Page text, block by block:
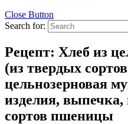
Close Button
Search for:
Рецепт: Хлеб из
(из твердых
цельнозерновая
изделия,
сортов пшеницы